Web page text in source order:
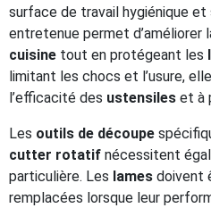
surface de travail hygiénique et
entretenue permet d’améliorer
cuisine tout en protégeant les
limitant les chocs et l’usure,
l’efficacité des ustensiles et à
Les outils de découpe
cutter rotatif nécessitent
particulière. Les lames doivent
remplacées lorsque leur